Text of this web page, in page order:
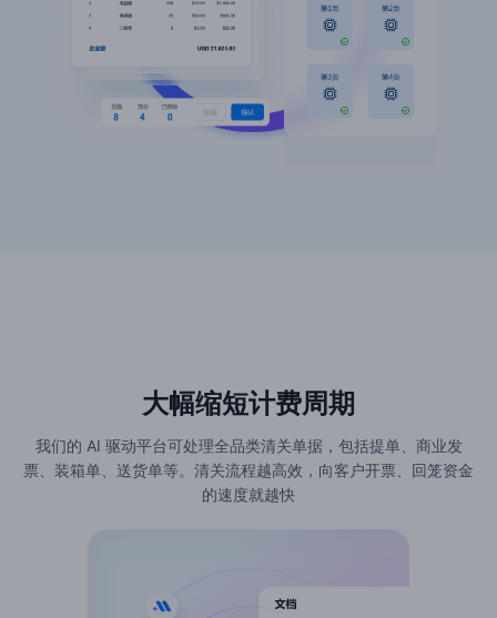
大幅缩短计费周期
我们的 AI 驱动平台可处理全品类清关单据，包括提单、商业发
票、装箱单、送货单等。清关流程越高效，向客户开票、回笼资金
的速度就越快